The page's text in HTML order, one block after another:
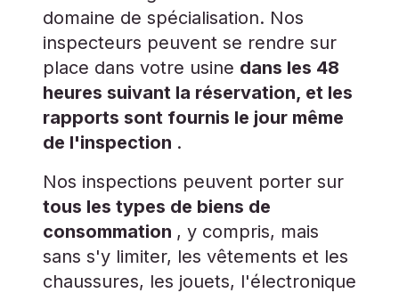
domaine de spécialisation. Nos
inspecteurs peuvent se rendre sur
place dans votre usine dans les 48
heures suivant la réservation, et les
rapports sont fournis le jour même
de l'inspection .
Nos inspections peuvent porter sur
tous les types de biens de
consommation , y compris, mais
sans s'y limiter, les vêtements et les
chaussures, les jouets, l'électronique